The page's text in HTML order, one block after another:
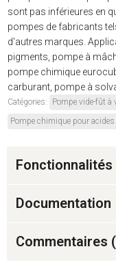
sont pas inférieures en
pompes de fabricants
d'autres marques.
pigments, pompe à
pompe chimique
carburant, pompe à
Catégories:
Pompe vide-fût à
Pompe chimique pour
Fonctionnalités
Documentation
Commentaires (